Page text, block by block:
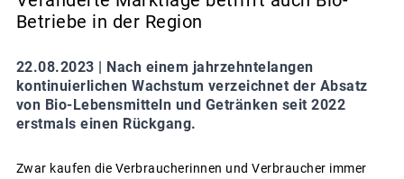
Betriebe in der Region
22.08.2023 | Nach einem jahrzehntelangen
kontinuierlichen Wachstum verzeichnet der Absatz
von Bio-Lebensmitteln und Getränken seit 2022
erstmals einen Rückgang.
Zwar kaufen die Verbraucherinnen und Verbraucher immer